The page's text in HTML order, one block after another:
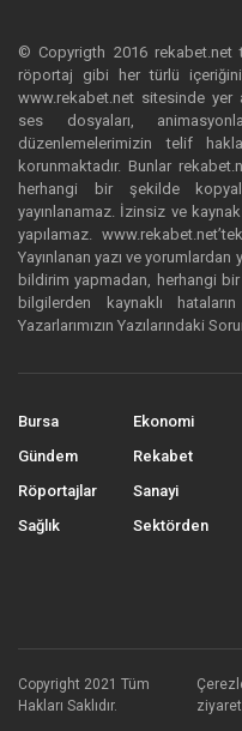
© Copyrigth 2016 rekabet.net
röportaj gibi her türlü
www.rekabet.net sitesinde yer
ses dosyaları,
düzenlemelerimizin telif
korunmaktadır. Bunlar
herhangi bir şekilde
yayınlanamaz. İzinsiz ve
yapılamaz.
Yayınlanan yazı ve
bildirim yapmadan, herhangi
bilgilerden kaynaklı
Yazarlarımızın Yazılarındaki
Bursa
Gündem
Röportajlar
Sağlık
Ekonomi
Rekabet
Sanayi
Sektörden
Copyright 2021 Tüm
Hakları Saklıdır.